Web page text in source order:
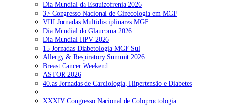
Dia Mundial da Esquizofrenia 2026
3.ᵒ Congresso Nacional de Ginecologia em MGF
VIII Jornadas Multidisciplinares MGF
Dia Mundial do Glaucoma 2026
Dia Mundial HPV 2026
15 Jornadas Diabetologia MGF Sul
Allergy & Respiratory Summit 2026
Breast Cancer Weekend
ASTOR 2026
40.as Jornadas de Cardiologia, Hipertensão e Diabetes
XXXIV Congresso Nacional de Coloproctologia